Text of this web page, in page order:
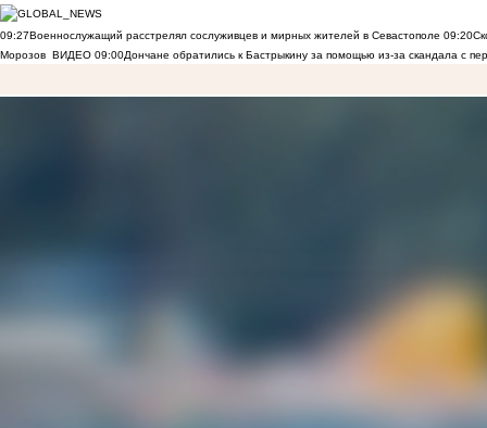
09:27Военнослужащий расстрелял сослуживцев и мирных жителей в Севастополе 09:20
Морозов ВИДЕО 09:00Дончане обратились к Бастрыкину за помощью из-за скандала с